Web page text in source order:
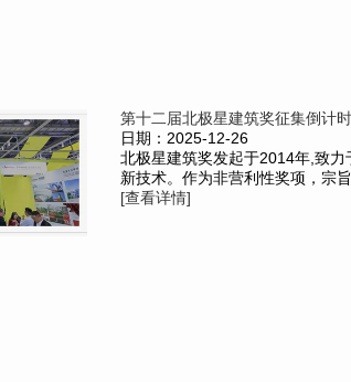
第十二届北极星建筑奖征集倒计时
日期：2025-12-26
北极星建筑奖发起于2014年,致力
新技术。作为非营利性奖项，宗
[查看详情]